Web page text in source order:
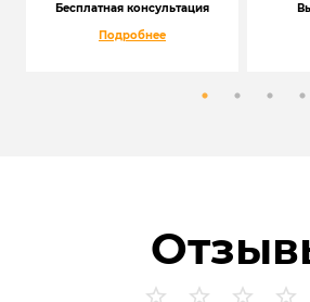
Бесплатная консультация
Подробнее